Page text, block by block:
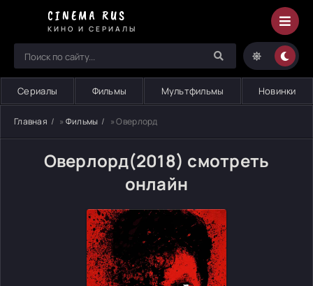
CINEMA RUS
КИНО И СЕРИАЛЫ
Сериалы Фильмы Мультфильмы Новинки
Главная » Фильмы » Оверлорд
Оверлорд(2018) смотреть
онлайн